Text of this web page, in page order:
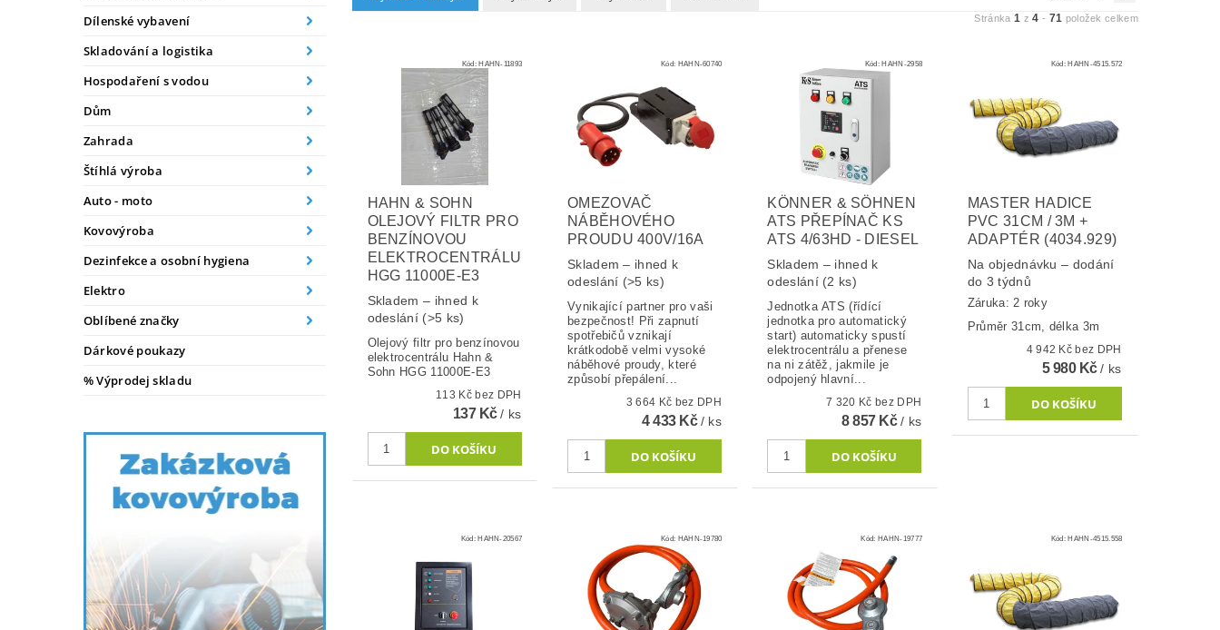
Dílenské vybavení
Skladování a logistika
Hospodaření s vodou
Dům
Zahrada
Štíhlá výroba
Auto - moto
Kovovýroba
Dezinfekce a osobní hygiena
Elektro
Oblíbené značky
Dárkové poukazy
% Výprodej skladu
Stránka1 z4 - 71 položek celkem
Kód:HAHN-11893
HAHN & SOHN
OLEJOVÝ FILTR PRO
BENZÍNOVOU
ELEKTROCENTRÁLU
HGG 11000E-E3
Skladem – ihned k
odeslání (>5 ks)
Olejový filtr pro benzínovou
elektrocentrálu Hahn &
Sohn HGG 11000E-E3
113 Kč bez DPH
137 Kč/ ks
Kód: HAHN-60740
OMEZOVAČ
NÁBĚHOVÉHO
PROUDU 400V/16A
Skladem – ihned k
odeslání (>5 ks)
Vynikající partner pro vaši
bezpečnost! Při zapnutí
spotřebičů vznikají
krátkodobě velmi vysoké
náběhové proudy, které
způsobí přepálení...
3 664 Kč bez DPH
4 433 Kč/ ks
Kód:HAHN-2958
KÖNNER & SÖHNEN
ATS PŘEPÍNAČ KS
ATS 4/63HD - DIESEL
Skladem – ihned k
odeslání (2 ks)
Jednotka ATS (řídící
jednotka pro automatický
start) automaticky spustí
elektrocentrálu a přenese
na ni zátěž, jakmile je
odpojený hlavní...
7 320 Kč bez DPH
8 857 Kč/ ks
Kód:HAHN-4515.572
MASTER HADICE
PVC 31CM / 3M +
ADAPTÉR (4034.929)
Na objednávku – dodání
do 3 týdnů
Záruka: 2 roky
Průměr 31cm, délka 3m
4 942 Kč bez DPH
5 980 Kč/ ks
Kód:HAHN-20567 Kód: HAHN-19780 Kód: HAHN-19777 Kód:HAHN-4515.558